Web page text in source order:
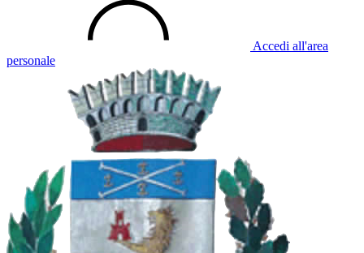
Accedi all'area
personale